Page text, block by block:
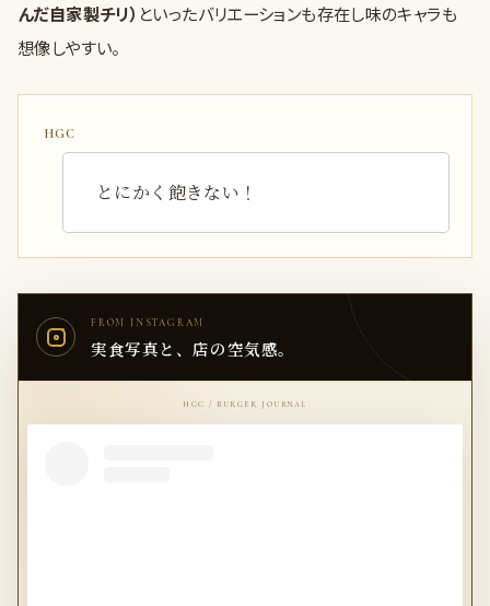
んだ自家製チリ） といったバリエーションも存在し味のキャラも
想像しやすい。
とにかく飽きない！
FROM INSTAGRAM
実食写真と、店の空気感。